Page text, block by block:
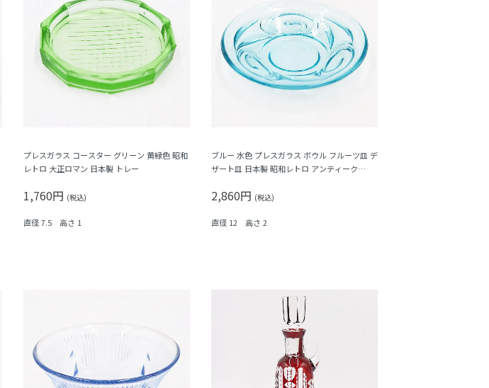
プレスガラス コースター グリーン 黄緑色 昭和
レトロ 大正ロマン 日本製 トレー
1,760円 (税込)
直径 7.5 高さ 1
ブルー 水色 プレスガラス ボウル フルーツ皿 デ
ザート皿 日本製 昭和レトロ アンティーク
2,860円 (税込)
直径 12 高さ 2